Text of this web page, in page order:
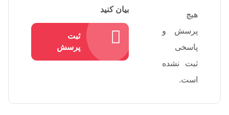
هیچ
پرسش و
پاسخی
ثبت نشده
است.
بیان کنید
ثبت
پرسش